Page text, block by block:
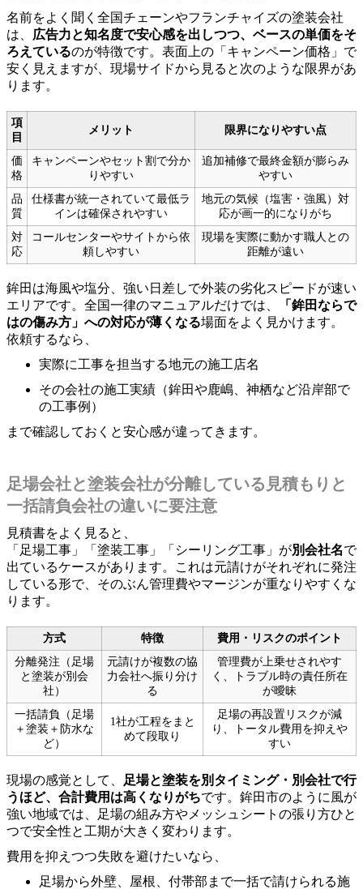
名前をよく聞く全国チェーンやフランチャイズの塗装会社
は、 広告力と知名度で安心感を出しつつ、ベースの単価をそ
ろえているのが特徴です。表面上の「キャンペーン価格」で
安く見えますが、現場サイドから見ると次のような限界があ
ります。
項
目
メリット 限界になりやすい点
価
格
キャンペーンやセット割で分か
りやすい
追加補修で最終金額が膨らみ
やすい
品
質
仕様書が統一されていて最低ラ
インは確保されやすい
地元の気候（塩害・強風）対
応が画一的になりがち
対
応
コールセンターやサイトから依
頼しやすい
現場を実際に動かす職人との
距離が遠い
鉾田は海風や塩分、強い日差しで外装の劣化スピードが速い
エリアです。全国一律のマニュアルだけでは、
「鉾田ならで
はの傷み方」への対応が薄くなる場面をよく見かけます。
依頼するなら、
実際に工事を担当する地元の施工店名
その会社の施工実績（鉾田や鹿嶋、神栖など沿岸部で
の工事例）
まで確認しておくと安心感が違ってきます。
足場会社と塗装会社が分離している見積もりと
一括請負会社の違いに要注意
見積書をよく見ると、
「足場工事」「塗装工事」「シーリング工事」が別会社名で
出ているケースがあります。これは元請けがそれぞれに発注
している形で、そのぶん管理費やマージンが重なりやすくな
ります。
方式 特徴
費用・リスクのポイント
分離発注（足場
と塗装が別会
社）
元請けが複数の協
力会社へ振り分け
る
管理費が上乗せされやす
く、トラブル時の責任所在
が曖昧
一括請負（足場
＋塗装＋防水な
ど）
1社が工程をまと
めて段取り
足場の再設置リスクが減
り、トータル費用を抑えや
すい
現場の感覚として、
足場と塗装を別タイミング・別会社で行
うほど、合計費用は高くなりがちです。鉾田市のように風が
強い地域では、足場の組み方やメッシュシートの張り方ひと
つで安全性と工期が大きく変わります。
費用を抑えつつ失敗を避けたいなら、
足場から外壁、屋根、付帯部まで一括で請けられる施